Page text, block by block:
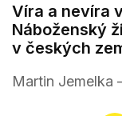
Víra a nevíra
Náboženský
v českých
Martin Jemelka